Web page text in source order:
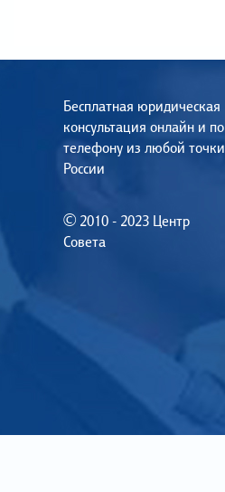
Бесплатная юридическая
консультация онлайн и по
телефону из любой точки
России
© 2010 - 2023 Центр
Совета